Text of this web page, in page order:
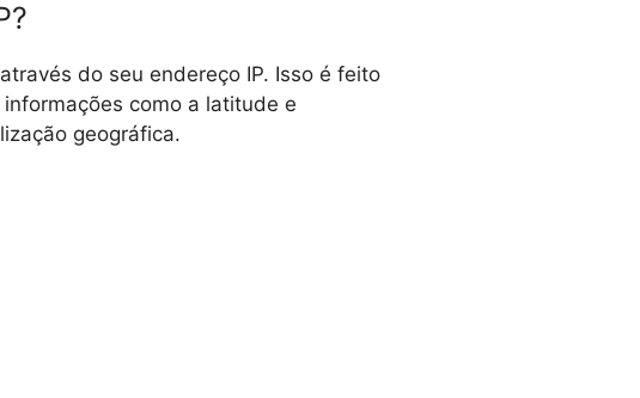
através do seu endereço IP. Isso é feito
como a latitude e
geográfica.